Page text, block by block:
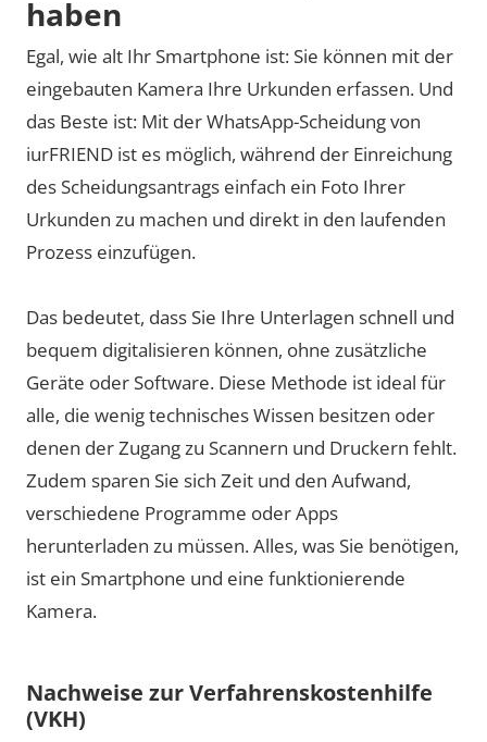
haben
Egal, wie alt Ihr Smartphone ist: Sie können mit der
eingebauten Kamera Ihre Urkunden erfassen. Und
das Beste ist: Mit der WhatsApp-Scheidung von
iurFRIEND ist es möglich, während der Einreichung
des Scheidungsantrags einfach ein Foto Ihrer
Urkunden zu machen und direkt in den laufenden
Prozess einzufügen.
Das bedeutet, dass Sie Ihre Unterlagen schnell und
bequem digitalisieren können, ohne zusätzliche
Geräte oder Software. Diese Methode ist ideal für
alle, die wenig technisches Wissen besitzen oder
denen der Zugang zu Scannern und Druckern fehlt.
Zudem sparen Sie sich Zeit und den Aufwand,
verschiedene Programme oder Apps
herunterladen zu müssen. Alles, was Sie benötigen,
ist ein Smartphone und eine funktionierende
Kamera.
Nachweise zur Verfahrenskostenhilfe
(VKH)